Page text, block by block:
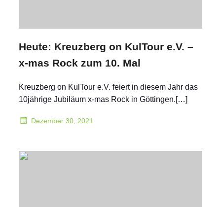
Heute: Kreuzberg on KulTour e.V. –
x-mas Rock zum 10. Mal
Kreuzberg on KulTour e.V. feiert in diesem Jahr das
10jährige Jubiläum x-mas Rock in Göttingen.[…]
Dezember 30, 2021